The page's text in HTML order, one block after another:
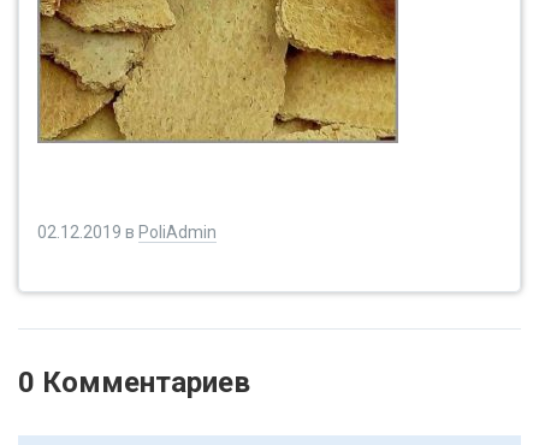
02.12.2019 в PoliAdmin
0 Комментариев